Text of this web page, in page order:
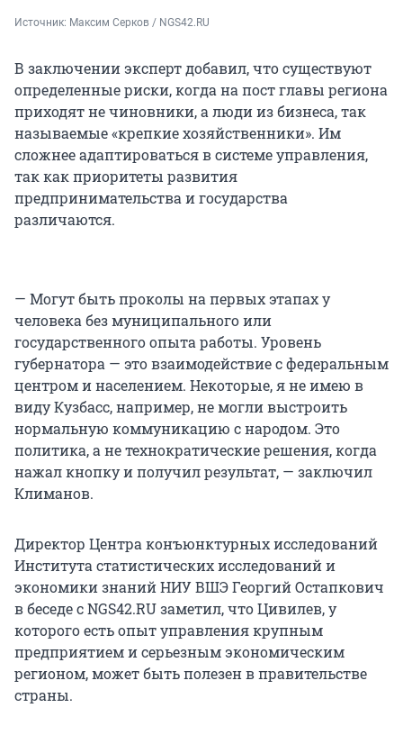
Источник: Максим Серков / NGS42.RU
В заключении эксперт добавил, что существуют
определенные риски, когда на пост главы региона
приходят не чиновники, а люди из бизнеса, так
называемые «крепкие хозяйственники». Им
сложнее адаптироваться в системе управления,
так как приоритеты развития
предпринимательства и государства
различаются.
— Могут быть проколы на первых этапах у
человека без муниципального или
государственного опыта работы. Уровень
губернатора — это взаимодействие с федеральным
центром и населением. Некоторые, я не имею в
виду Кузбасс, например, не могли выстроить
нормальную коммуникацию с народом. Это
политика, а не технократические решения, когда
нажал кнопку и получил результат, — заключил
Климанов.
Директор Центра конъюнктурных исследований
Института статистических исследований и
экономики знаний НИУ ВШЭ Георгий Остапкович
в беседе с NGS42.RU заметил, что Цивилев, у
которого есть опыт управления крупным
предприятием и серьезным экономическим
регионом, может быть полезен в правительстве
страны.